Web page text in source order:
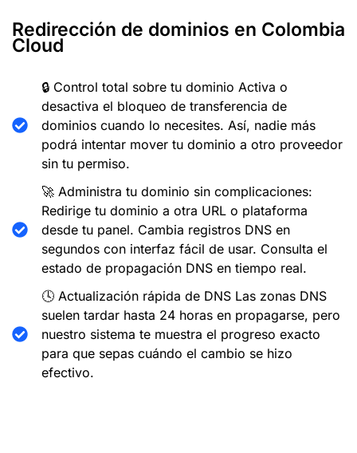
Redirección de dominios en Colombia
Cloud
🔒 Control total sobre tu dominio Activa o
desactiva el bloqueo de transferencia de
dominios cuando lo necesites. Así, nadie más
podrá intentar mover tu dominio a otro proveedor
sin tu permiso.
🚀 Administra tu dominio sin complicaciones:
Redirige tu dominio a otra URL o plataforma
desde tu panel. Cambia registros DNS en
segundos con interfaz fácil de usar. Consulta el
estado de propagación DNS en tiempo real.
🕓 Actualización rápida de DNS Las zonas DNS
suelen tardar hasta 24 horas en propagarse, pero
nuestro sistema te muestra el progreso exacto
para que sepas cuándo el cambio se hizo
efectivo.